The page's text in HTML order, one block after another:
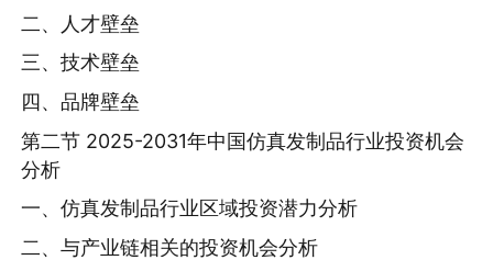
二、人才壁垒
三、技术壁垒
四、品牌壁垒
第二节 2025-2031年中国仿真发制品行业投资机会
分析
一、仿真发制品行业区域投资潜力分析
二、与产业链相关的投资机会分析